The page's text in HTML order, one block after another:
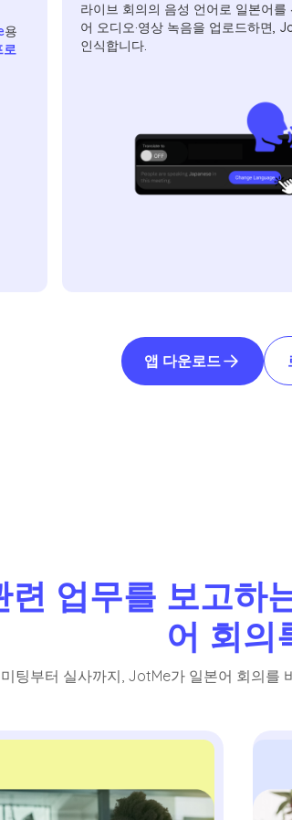
용
로
라이브 회의의 음성 언어로 일본어를
어 오디오·영상 녹음을 업로드하면,
인식합니다.
앱 다운로드
련 업무를 보고하
어 회의
팅부터 실사까지, JotMe가 일본어 회의를